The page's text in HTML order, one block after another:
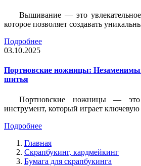
Вышивание — это увлекательное
которое позволяет создавать
Подробнее
03.10.2025
Портновские ножницы:
шитья
Портновские ножницы — это
инструмент, который играет
Подробнее
Главная
Скрапбукинг, кардмейкинг
Бумага для скрапбукинга